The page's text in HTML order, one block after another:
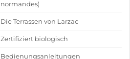
normandes)
Die Terrassen von Larzac
Zertifiziert biologisch
Bedienungsanleitungen